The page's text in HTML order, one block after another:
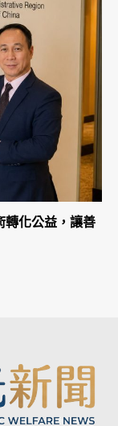
轉化公益，讓善